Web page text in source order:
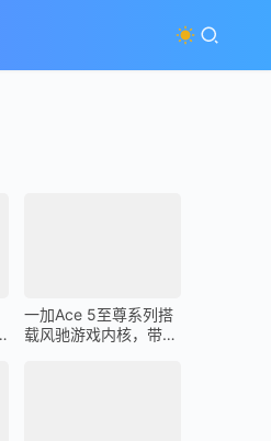
一加Ace 5至尊系列搭
载风驰游戏内核，带来